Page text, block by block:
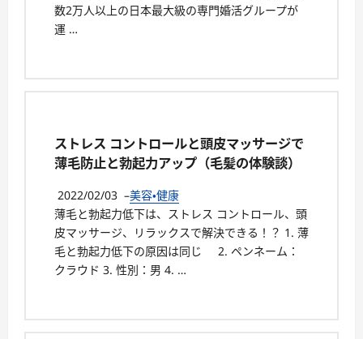
数2万人以上の日本最大級の専門婚活グループが
運 …
ストレス コントロールと頭皮マッサージで
薄毛防止と勃起力アップ（毛髪の体験談）
2022/02/03 –美容・健康
薄毛と勃起力低下は、ストレス コントロール、頭
皮マッサージ、リラックスで解決できる！？ 1. 薄
毛と勃起力低下の原因は同じ 2. ペンネーム：
クラウド 3. 性別：男 4. …